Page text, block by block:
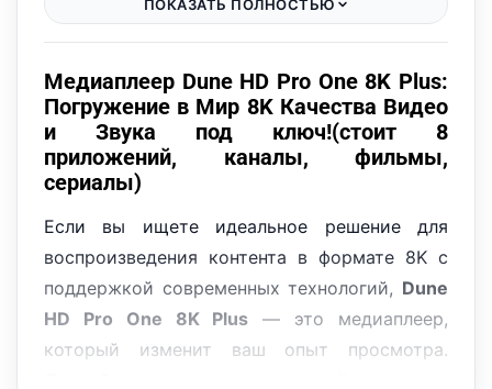
ПОКАЗАТЬ ПОЛНОСТЬЮ
Медиаплеер Dune HD Pro One 8K Plus:
Погружение в Мир 8K Качества Видео
и Звука под ключ!(стоит 8
приложений, каналы, фильмы,
сериалы)
Если вы ищете идеальное решение для
воспроизведения контента в формате 8K с
поддержкой современных технологий, Dune
HD Pro One 8K Plus
— это медиаплеер,
который изменит ваш опыт просмотра.